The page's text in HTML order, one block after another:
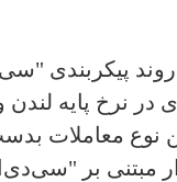
سازمان تنظیم مقررات سرمایه‌گذاری
نرخ پایه لندن
مبتنی بر